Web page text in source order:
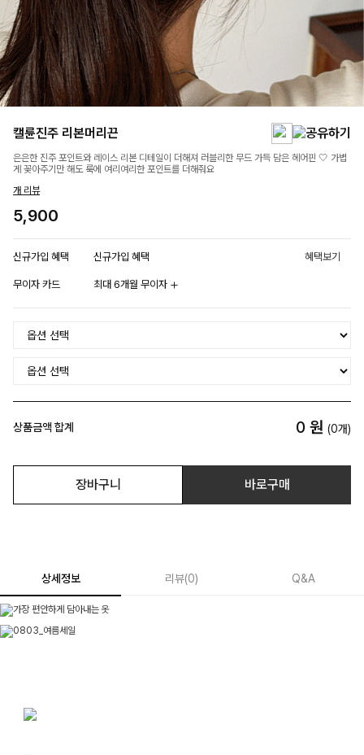
캘륜진주 리본머리끈
은은한 진주 포인트와 레이스 리본 디테일이 더해져 러블리한 무드 가득 담은 헤어핀 🤍 가볍
게 꽂아주기만 해도 룩에 여리여리한 포인트를 더해줘요
개 리뷰
5,900
신규가입 혜택 신규가입 혜택 혜택보기
무이자 카드 최대 6개월 무이자
상품금액 합계 0 원 (0개)
장바구니 바로구매
상세정보 리뷰(0) Q&A